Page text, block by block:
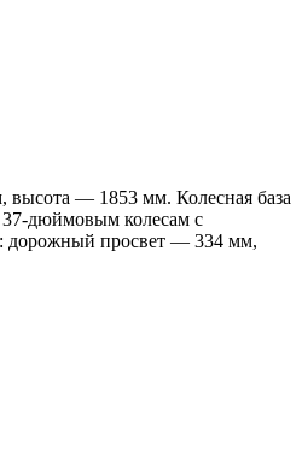
— 1853 мм. Колесная база
дюймовым колесам с
дорожный просвет — 334 мм,